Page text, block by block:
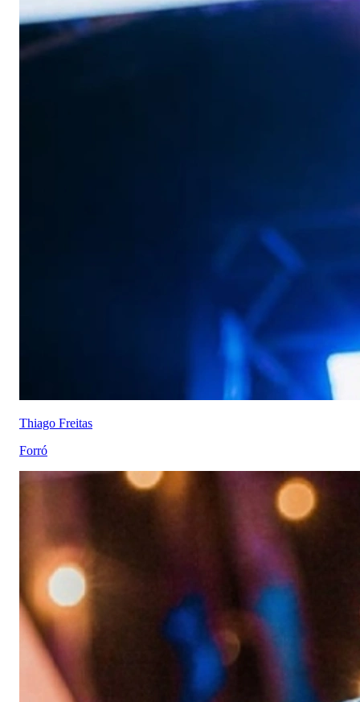
Thiago Freitas
Forró